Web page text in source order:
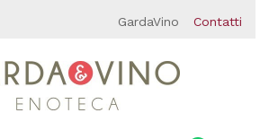
GardaVino Contatti